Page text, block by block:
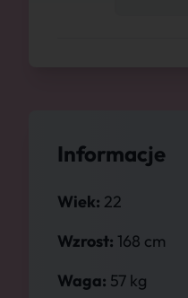
Informacje
Wiek: 22
Wzrost: 168 cm
Waga: 57 kg